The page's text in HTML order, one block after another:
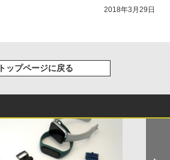
2018年3月29日
トップページに戻る